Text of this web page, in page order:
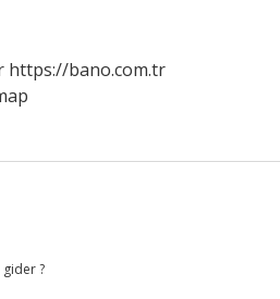
https://bano.com.tr
?